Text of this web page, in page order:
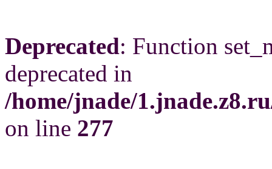
Deprecated: Function
deprecated in
/home/jnade/
on line 277